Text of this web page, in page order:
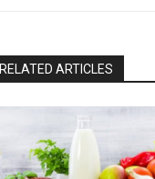
RELATED ARTICLES